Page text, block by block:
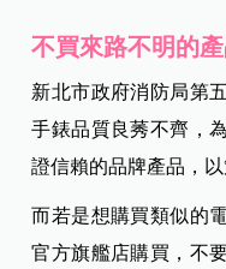
不買來路不明的
新北市政府消防局第
手錶品質良莠不齊，
證信賴的品牌產品，以
而若是想購買類似的
官方旗艦店購買，不